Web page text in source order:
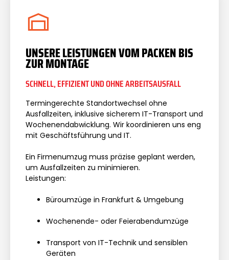
UNSERE LEISTUNGEN VOM PACKEN BIS
ZUR MONTAGE
SCHNELL, EFFIZIENT UND OHNE ARBEITSAUSFALL
Termingerechte Standortwechsel ohne
Ausfallzeiten, inklusive sicherem IT-Transport und
Wochenendabwicklung. Wir koordinieren uns eng
mit Geschäftsführung und IT.
Ein Firmenumzug muss präzise geplant werden,
um Ausfallzeiten zu minimieren.
Leistungen:
Büroumzüge in Frankfurt & Umgebung
Wochenende- oder Feierabendumzüge
Transport von IT-Technik und sensiblen
Geräten